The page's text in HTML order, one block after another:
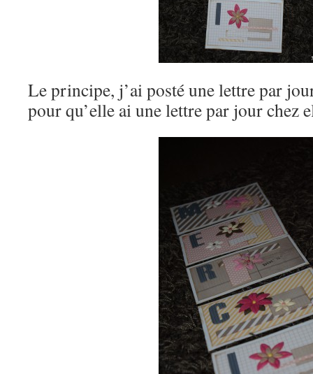
Le principe, j’ai posté une lettre par
pour qu’elle ai une lettre par jour chez